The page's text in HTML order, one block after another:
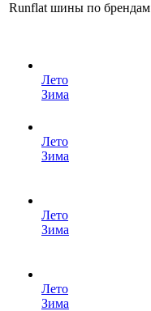
Runflat шины по брендам
Лето
Зима
Лето
Зима
Лето
Зима
Лето
Зима